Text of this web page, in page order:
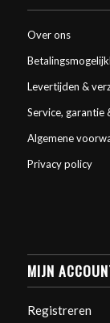
Over ons
Levertijden &
Service, garantie
Algemene
Privacy policy
MIJN
Registreren